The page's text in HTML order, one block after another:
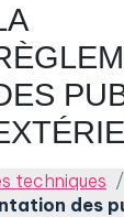
techniques
des